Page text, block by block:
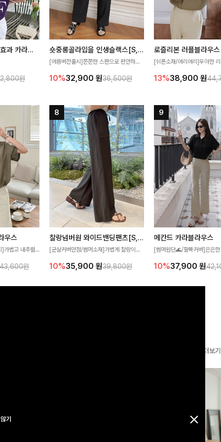
기
[재구매율1위] 냉감효과 카라니트
도 시원하게
원
숏중롱골라입을 인생슬랙스[S,M,L,XL사이즈]
[여름버전출시]쫀쫀한 스판으로 편안하게
숏·기본·롱 기장과 와이드·부츠컷 핏까지 취
10%32,900 원36,500원
로즐리본 러플블라우스
[쉬폰소재/여리여리]우아한
분위기를 더해주는 블라우스
좋아요
13%38,900 원
우스
가볍고 내추럴
굴선을 더욱 시
43,600원
찰랑넘버원 와이드밴딩팬츠[S,M,L사이즈]
[군살커버만점/썸머소재]가볍게 찰랑이는
편안하게 착용하실 수 있는 팬츠입니다 🖤
감 있는 착용감을 더해드려요!
10%35,900 원39,800원
메칸드 카라블라우스
[썸머원단🌊/팔뚝커버]은은
세련된 무드를 연출해주는 블
은 베이직한 디자인!
10%37,900 원
더보기